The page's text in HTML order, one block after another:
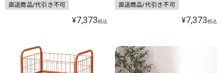
直送商品/代引き不可
¥7,373税込
直送商品/代引き不可
¥7,373税込